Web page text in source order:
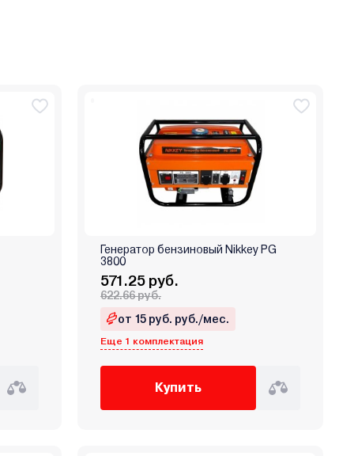
Генератор бензиновый Nikkey PG
3800
571.25 руб.
622.66 руб.
от 15 руб. руб./мес.
Еще 1 комплектация
Купить